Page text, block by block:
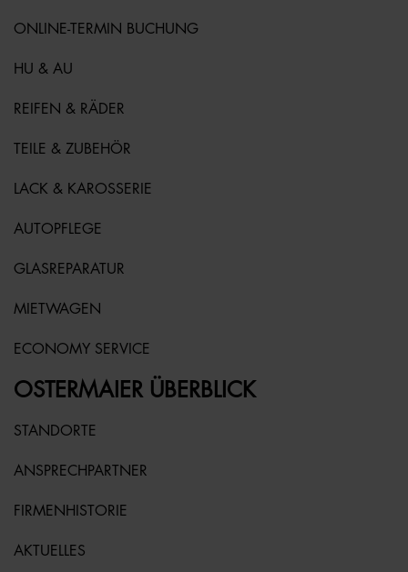
ONLINE-TERMIN BUCHUNG
HU & AU
REIFEN & RÄDER
TEILE & ZUBEHÖR
LACK & KAROSSERIE
AUTOPFLEGE
GLASREPARATUR
MIETWAGEN
ECONOMY SERVICE
OSTERMAIER ÜBERBLICK
STANDORTE
ANSPRECHPARTNER
FIRMENHISTORIE
AKTUELLES